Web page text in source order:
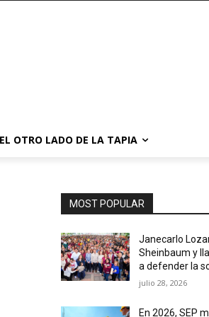
OTRO LADO DE LA TAPIA
MOST POPULAR
Janecarlo
Sheinbaum y
a defender la
julio 28, 2026
En 2026, SEP